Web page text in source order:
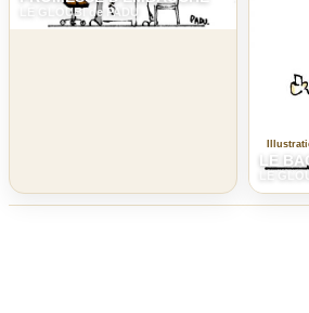
LE GLOUBI de PADU
LE
LE